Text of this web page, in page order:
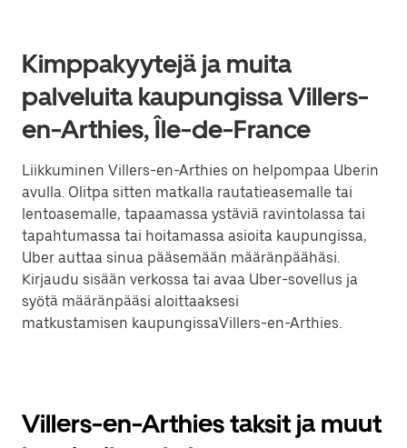
Kimppakyytejä ja muita
palveluita kaupungissa Villers-
en-Arthies, Île-de-France
Liikkuminen Villers-en-Arthies on helpompaa Uberin
avulla. Olitpa sitten matkalla rautatieasemalle tai
lentoasemalle, tapaamassa ystäviä ravintolassa tai
tapahtumassa tai hoitamassa asioita kaupungissa,
Uber auttaa sinua pääsemään määränpäähäsi.
Kirjaudu sisään verkossa tai avaa Uber-sovellus ja
syötä määränpääsi aloittaaksesi
matkustamisen kaupungissaVillers-en-Arthies.
Villers-en-Arthies taksit ja muut